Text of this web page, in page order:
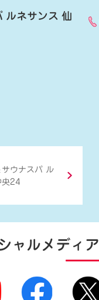
ルネサンス 仙
サウナスパ ル
央24
ャルメディア